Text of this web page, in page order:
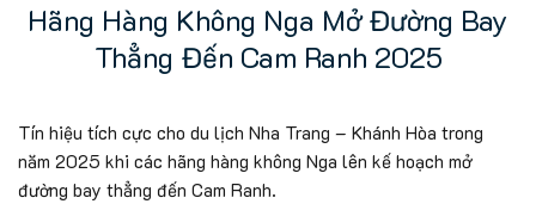
Hãng Hàng Không Nga Mở Đường Bay
Thẳng Đến Cam Ranh 2025
Tín hiệu tích cực cho du lịch Nha Trang – Khánh Hòa trong
năm 2025 khi các hãng hàng không Nga lên kế hoạch mở
đường bay thẳng đến Cam Ranh.